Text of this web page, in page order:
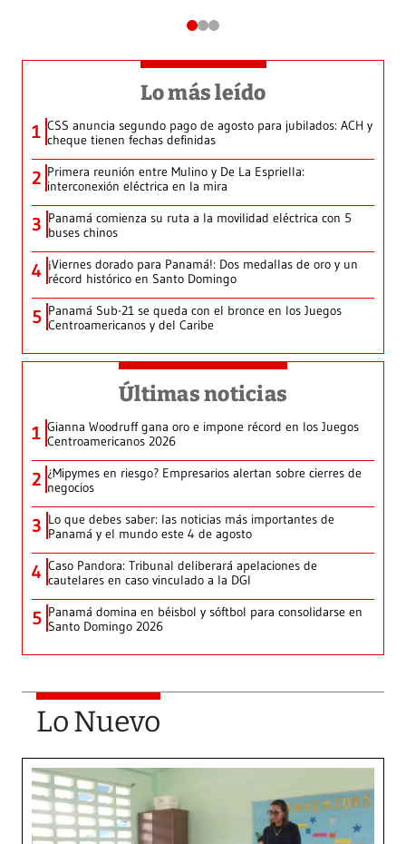
Lo más leído
1 CSS anuncia segundo pago de agosto para jubilados: ACH y
cheque tienen fechas definidas
2 Primera reunión entre Mulino y De La Espriella:
interconexión eléctrica en la mira
3 Panamá comienza su ruta a la movilidad eléctrica con 5
buses chinos
4 ¡Viernes dorado para Panamá!: Dos medallas de oro y un
récord histórico en Santo Domingo
5 Panamá Sub-21 se queda con el bronce en los Juegos
Centroamericanos y del Caribe
Últimas noticias
1 Gianna Woodruff gana oro e impone récord en los Juegos
Centroamericanos 2026
2 ¿Mipymes en riesgo? Empresarios alertan sobre cierres de
negocios
3 Lo que debes saber: las noticias más importantes de
Panamá y el mundo este 4 de agosto
4 Caso Pandora: Tribunal deliberará apelaciones de
cautelares en caso vinculado a la DGI
5 Panamá domina en béisbol y sóftbol para consolidarse en
Santo Domingo 2026
Lo Nuevo